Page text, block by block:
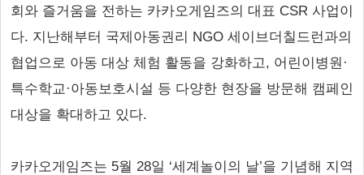
회와 즐거움을 전하는 카카오게임즈의 대표 CSR 사업이
다. 지난해부터 국제아동권리 NGO 세이브더칠드런과의
협업으로 아동 대상 체험 활동을 강화하고, 어린이병원·
특수학교·아동보호시설 등 다양한 현장을 방문해 캠페인
대상을 확대하고 있다.
카카오게임즈는 5월 28일 ‘세계놀이의 날’을 기념해 지역